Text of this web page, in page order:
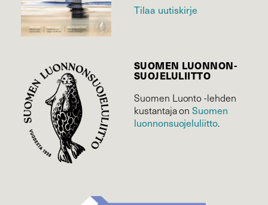
Tilaa uutiskirje
SUOMEN LUONNON­
SUOJELU­LIITTO
Suomen Luonto -lehden
kustantaja onSuomen
luonnonsuojelu­liitto.